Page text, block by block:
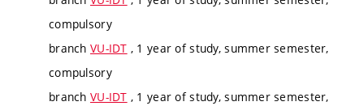
compulsory
branch VU-IDT , 1 year of study, summer semester,
compulsory
branch VU-IDT , 1 year of study, summer semester,